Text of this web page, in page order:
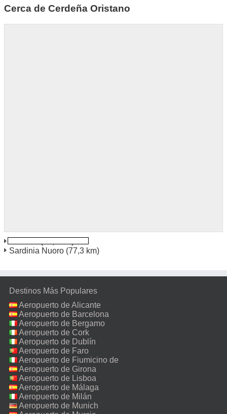
Cerca de Cerdeña Oristano
Sardinia Nuoro (77,3 km)
Destinos Más Populares
Aeropuerto de Alicante
Aeropuerto de Barcelona
Aeropuerto de Bergamo
Aeropuerto de Cork
Aeropuerto de Dublín
Aeropuerto de Faro
Aeropuerto de Fiumicino de
Roma
Aeropuerto de Girona
Aeropuerto de Lisboa
Aeropuerto de Málaga
Aeropuerto de Milán
Malpensa
Aeropuerto de Munich